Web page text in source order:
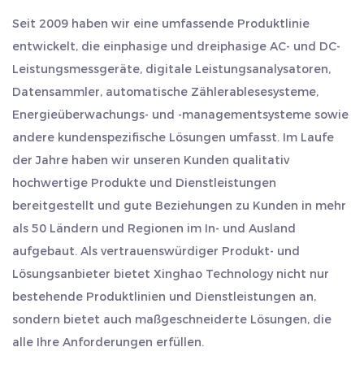
Anwendungsszenarien.
Relaisfunktion: Das eingebaute Relais kann zur
Fernsteuerung des Geräteschalters oder als
Alarmausgang für ungewöhnliche Situationen wie
Batterieüberschreitung verwendet werden.
Verpackung und Spezifikationen
Der Transport der Produkte erfolgt in Kartons und
Paletten aus Papierverpackungen, was nicht nur
die Sicherheit der Produkte gewährleistet,
sondern auch Logistik und Transport erleichtert.
Selbsttranszendenz“ fest. Wir heißen Kunden im In- und
Ausland herzlich willkommen, uns zu besuchen, sich
gemeinsam weiterzuentwickeln und Brillanz zu schaffen.
Seit 2009 haben wir eine umfassende Produktlinie
entwickelt, die einphasige und dreiphasige AC- und DC-
Leistungsmessgeräte, digitale Leistungsanalysatoren,
Datensammler, automatische Zählerablesesysteme,
Energieüberwachungs- und -managementsysteme sowie
andere kundenspezifische Lösungen umfasst. Im Laufe
der Jahre haben wir unseren Kunden qualitativ
hochwertige Produkte und Dienstleistungen
bereitgestellt und gute Beziehungen zu Kunden in mehr
als 50 Ländern und Regionen im In- und Ausland
aufgebaut. Als vertrauenswürdiger Produkt- und
Lösungsanbieter bietet Xinghao Technology nicht nur
bestehende Produktlinien und Dienstleistungen an,
sondern bietet auch maßgeschneiderte Lösungen, die
alle Ihre Anforderungen erfüllen.